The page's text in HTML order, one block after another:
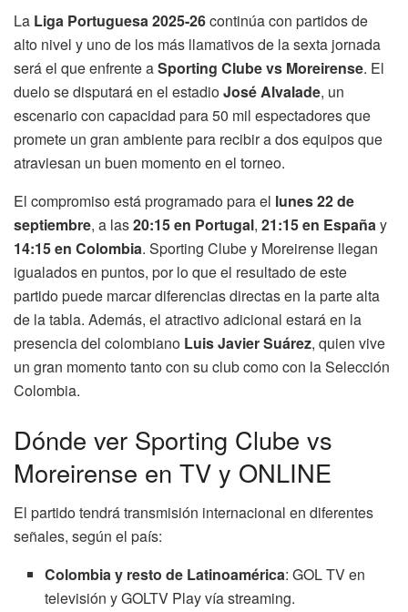
La Liga Portuguesa 2025-26continúa con partidos de
alto nivel y uno de los más llamativos de la sexta jornada
será el que enfrente aSporting Clube vs Moreirense. El
duelo se disputará en el estadioJosé Alvalade, un
escenario con capacidad para 50 mil espectadores que
promete un gran ambiente para recibir a dos equipos que
atraviesan un buen momento en el torneo.
El compromiso está programado para el lunes 22 de
septiembre, a las20:15 en Portugal, 21:15 en Españay
14:15 en Colombia. Sporting Clube y Moreirense llegan
igualados en puntos, por lo que el resultado de este
partido puede marcar diferencias directas en la parte alta
de la tabla. Además, el atractivo adicional estará en la
presencia del colombiano Luis Javier Suárez, quien vive
un gran momento tanto con su club como con la Selección
Colombia.
Dónde ver Sporting Clube vs
Moreirense en TV y ONLINE
El partido tendrá transmisión internacional en diferentes
señales, según el país:
Colombia y resto de Latinoamérica: GOL TV en
televisión y GOLTV Play vía streaming.